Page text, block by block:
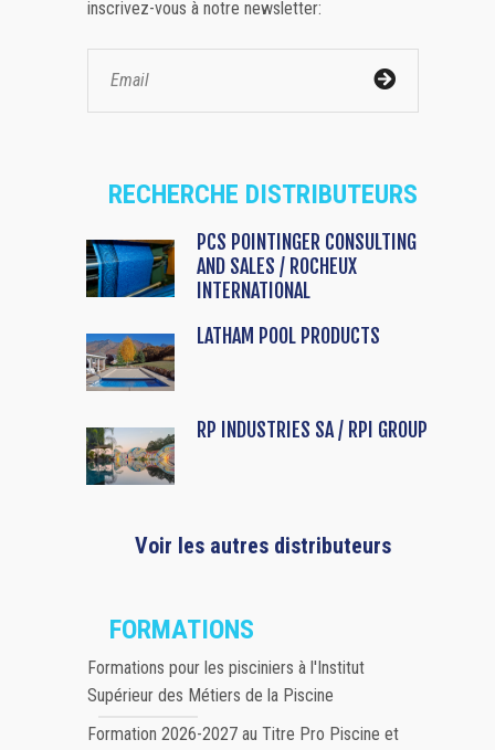
inscrivez-vous à notre newsletter:
RECHERCHE DISTRIBUTEURS
PCS POINTINGER CONSULTING
AND SALES / ROCHEUX
INTERNATIONAL
LATHAM POOL PRODUCTS
RP INDUSTRIES SA / RPI GROUP
Voir les autres distributeurs
FORMATIONS
Formations pour les pisciniers à l'Institut
Supérieur des Métiers de la Piscine
Formation 2026-2027 au Titre Pro Piscine et